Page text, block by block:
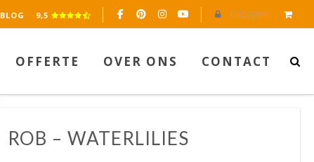
Inloggen
BLOG 9,5
OFFERTE OVER ONS CONTACT
ROB – WATERLILIES